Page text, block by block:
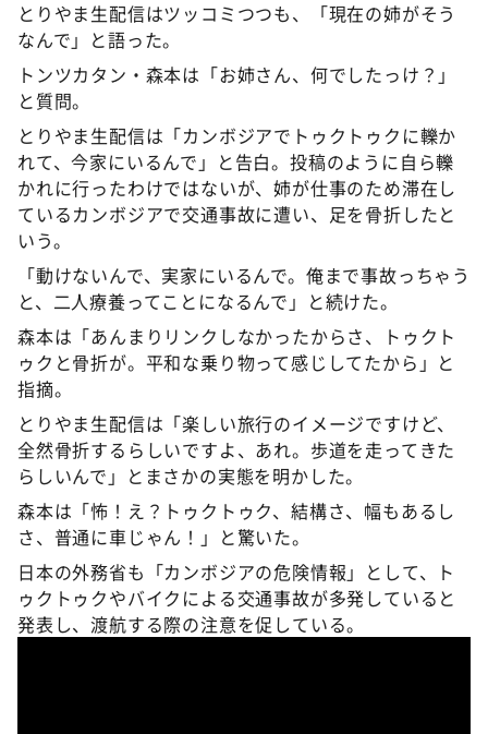
とりやま生配信はツッコミつつも、「現在の姉がそう
なんで」と語った。
トンツカタン・森本は「お姉さん、何でしたっけ？」
と質問。
とりやま生配信は「カンボジアでトゥクトゥクに轢か
れて、今家にいるんで」と告白。投稿のように自ら轢
かれに行ったわけではないが、姉が仕事のため滞在し
ているカンボジアで交通事故に遭い、足を骨折したと
いう。
「動けないんで、実家にいるんで。俺まで事故っちゃう
と、二人療養ってことになるんで」と続けた。
森本は「あんまりリンクしなかったからさ、トゥクト
ゥクと骨折が。平和な乗り物って感じしてたから」と
指摘。
とりやま生配信は「楽しい旅行のイメージですけど、
全然骨折するらしいですよ、あれ。歩道を走ってきた
らしいんで」とまさかの実態を明かした。
森本は「怖！え？トゥクトゥク、結構さ、幅もあるし
さ、普通に車じゃん！」と驚いた。
日本の外務省も「カンボジアの危険情報」として、ト
ゥクトゥクやバイクによる交通事故が多発していると
発表し、渡航する際の注意を促している。